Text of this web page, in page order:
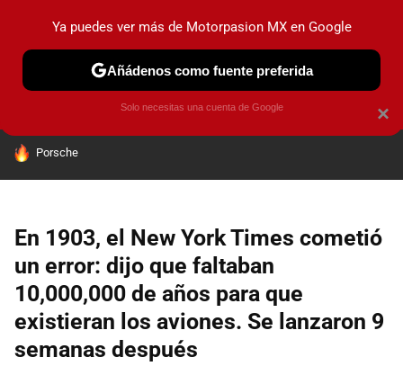
PRUEBAS INDUSTRIA HOY NO CIRCULA
HOY SE HABLA DE
Porsche
En 1903, el New York Times cometió
un error: dijo que faltaban
10,000,000 de años para que
existieran los aviones. Se lanzaron 9
semanas después
×
Ya puedes ver más de Motorpasion MX en Google
Añádenos como fuente preferida
Solo necesitas una cuenta de Google